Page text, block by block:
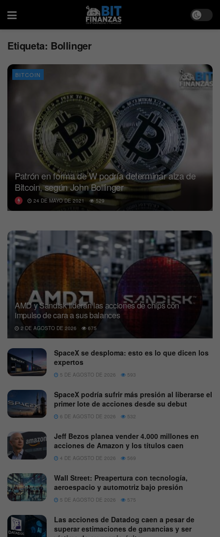
Etiqueta: Bollinger
BITCOIN
Patrón en forma de W podría determinar alza de
Bitcoin, según John Bollinger
24 DE MAYO DE 2021 529
AMD y Sandisk lideran las acciones de chips con
impulso de cara a sus balances
2 DE AGOSTO DE 2026 675
SpaceX se desploma: esto es lo que dicen los
expertos
5 DE AGOSTO DE 2026 593
SpaceX podría sufrir más presión al liberarse el
primer lote de acciones desde su debut
6 DE AGOSTO DE 2026 532
Jeff Bezos planea vender 4.000 millones en
acciones de Amazon y los títulos caen
4 DE AGOSTO DE 2026 569
Wall Street: Preapertura con tecnología,
aeroespacio y automotriz bajo presión
5 DE AGOSTO DE 2026 575
Las acciones de Datadog caen a pesar de
superar estimaciones de ganancias y ser